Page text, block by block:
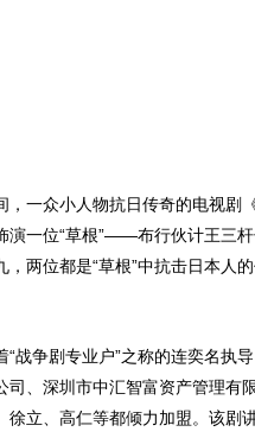
，一众小人物抗日传奇的电视剧
演一位“草根”——布行伙计王三
两位都是“草根”中抗击日本人
“战争剧专业户”之称的连奕名执
司、深圳市中汇智富资产管理有
徐立、高仁等都倾力加盟。该剧